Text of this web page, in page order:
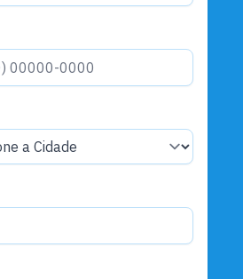
do Brasil
avança na
dos serviços
para o ambiente de